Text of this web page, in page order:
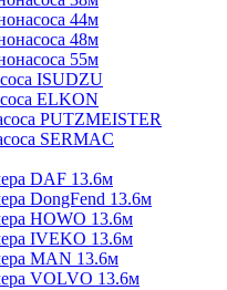
44м
48м
55м
ISUDZU
ELKON
PUTZMEISTER
SERMAC
DAF 13.6м
DongFend 13.6м
HOWO 13.6м
IVEKO 13.6м
MAN 13.6м
VOLVO 13.6м